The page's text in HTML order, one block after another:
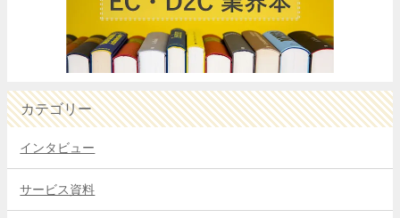
カテゴリー
インタビュー
サービス資料